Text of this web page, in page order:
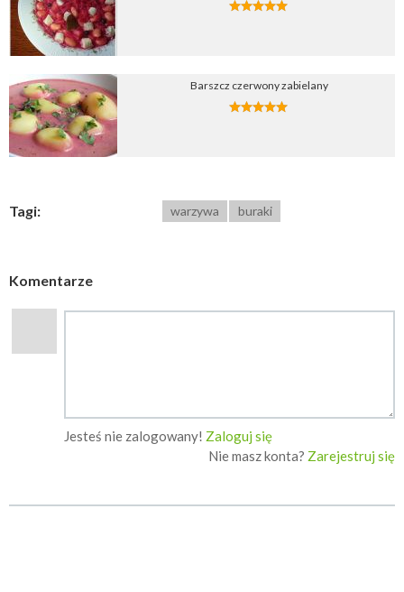
Barszcz czerwony zabielany
Tagi: warzywa buraki
Komentarze
Jesteś nie zalogowany! Zaloguj się
Nie masz konta? Zarejestruj się